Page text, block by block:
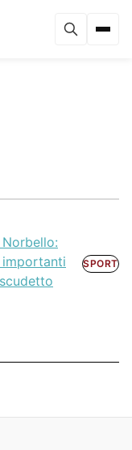
SPORT